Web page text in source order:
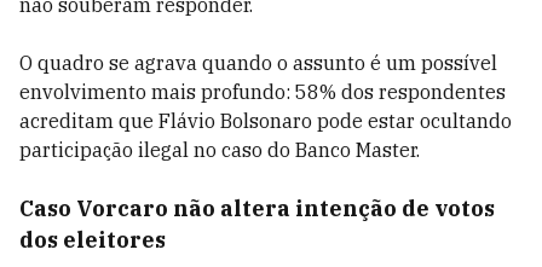
não souberam responder.
O quadro se agrava quando o assunto é um possível
envolvimento mais profundo: 58% dos respondentes
acreditam que Flávio Bolsonaro pode estar ocultando
participação ilegal no caso do Banco Master.
Caso Vorcaro não altera intenção de votos
dos eleitores